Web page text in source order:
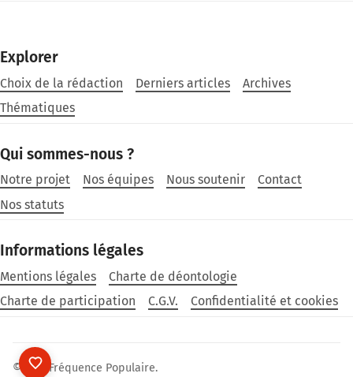
Explorer
Choix de la rédaction Derniers articles
Archives
Thématiques
Qui sommes-nous ?
Notre projet Nos équipes Nous soutenir
Contact
Nos statuts
Informations légales
Mentions légales
Charte de déontologie
Charte de participation
C.G.V. Confidentialité et cookies
©2026 Fréquence Populaire.